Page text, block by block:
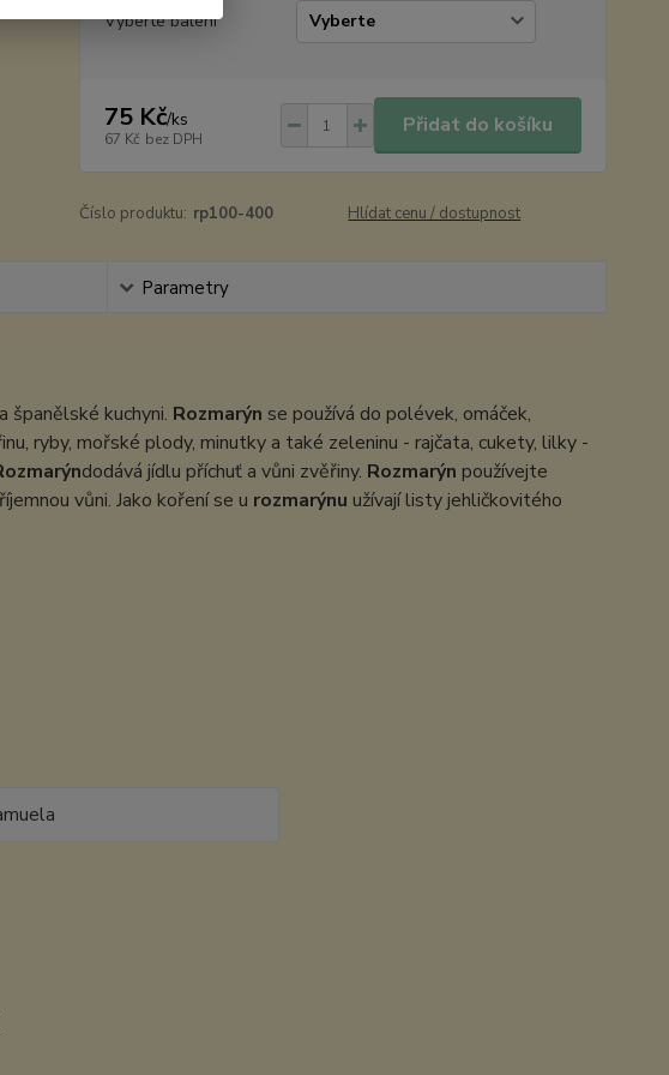
Vyberte balení
75 Kč/ks
67 Kč bez DPH
Přidat do košíku
Číslo produktu: rp100-400 Hlídat cenu / dostupnost
Parametry
španělské kuchyni. Rozmarýn se používá do polévek, omáček,
ryby, mořské plody, minutky a také zeleninu - rajčata, cukety, lilky -
dodává jídlu příchuť a vůni zvěřiny. Rozmarýn používejte
vůni. Jako koření se u rozmarýnu užívají listy jehličkovitého